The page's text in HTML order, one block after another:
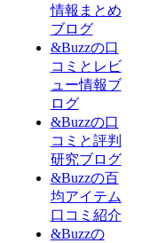
情報まとめ
ブログ
&Buzzの口
コミとレビ
ュー情報ブ
ログ
&Buzzの口
コミと評判
研究ブログ
&Buzzの百
均アイテム
口コミ紹介
&Buzzの